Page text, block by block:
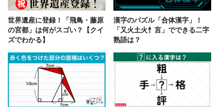
世界遺産に登録！「飛鳥・藤原
の宮都」は何がスゴい？【クイ
ズでわかる】
漢字のパズル「合体漢字」！
「又火土火忄言」でできる二字
熟語は？